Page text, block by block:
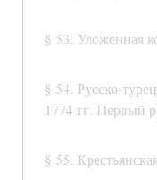
§ 53. Уложенная
§ 54. Русско-
1774 гг. Первый
§ 55.